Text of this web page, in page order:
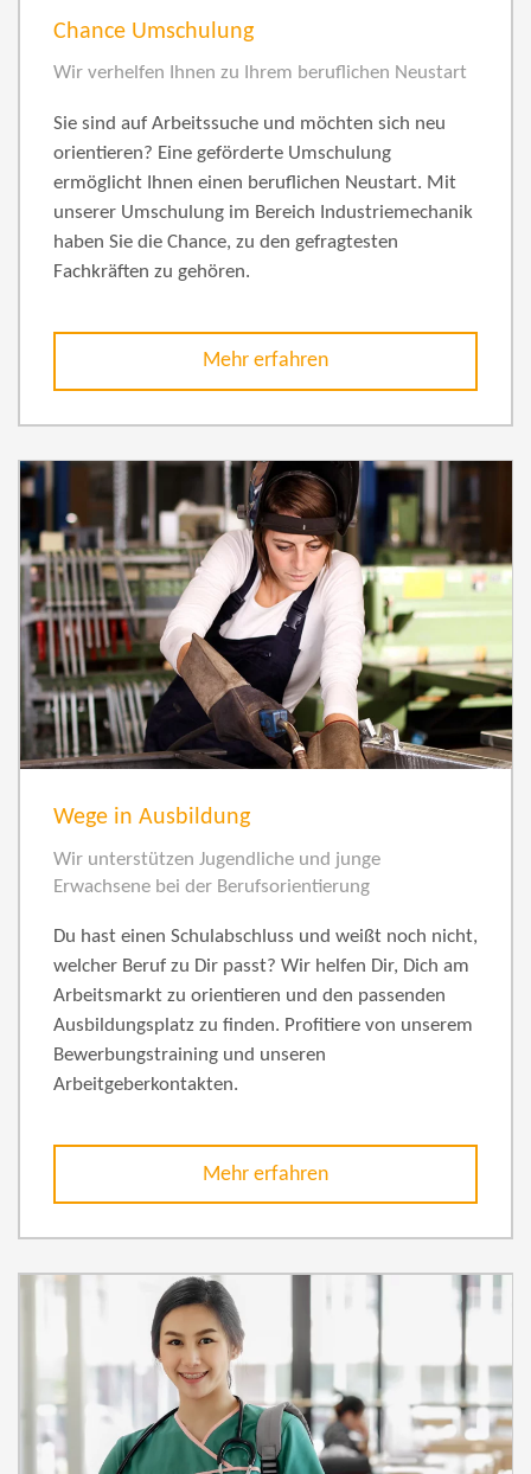
Chance Umschulung
Wir verhelfen Ihnen zu Ihrem beruflichen Neustart
Sie sind auf Arbeitssuche und möchten sich neu
orientieren? Eine geförderte Umschulung
ermöglicht Ihnen einen beruflichen Neustart. Mit
unserer Umschulung im Bereich Industriemechanik
haben Sie die Chance, zu den gefragtesten
Fachkräften zu gehören.
Mehr erfahren
Wege in Ausbildung
Wir unterstützen Jugendliche und junge
Erwachsene bei der Berufsorientierung
Du hast einen Schulabschluss und weißt noch nicht,
welcher Beruf zu Dir passt? Wir helfen Dir, Dich am
Arbeitsmarkt zu orientieren und den passenden
Ausbildungsplatz zu finden. Profitiere von unserem
Bewerbungstraining und unseren
Arbeitgeberkontakten.
Mehr erfahren